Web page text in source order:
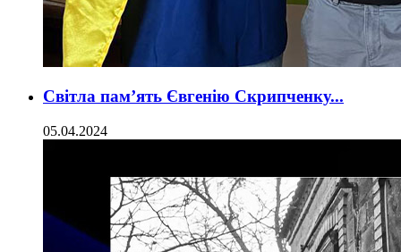
Світла пам’ять Євгенію Скрипченку...
05.04.2024